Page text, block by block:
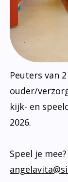
Peuters van
ouder/
kijk- en
2026.
Speel je